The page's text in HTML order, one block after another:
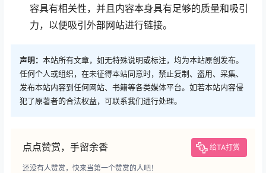
容具有相关性，并且内容本身具有足够的质量和吸引
力，以便吸引外部网站进行链接。
声明： 本站所有文章，如无特殊说明或标注，均为本站原创发布。
任何个人或组织，在未征得本站同意时，禁止复制、盗用、采集、
发布本站内容到任何网站、书籍等各类媒体平台。如若本站内容侵
犯了原著者的合法权益，可联系我们进行处理。
点点赞赏，手留余香 给TA打赏
还没有人赞赏，快来当第一个赞赏的人吧！